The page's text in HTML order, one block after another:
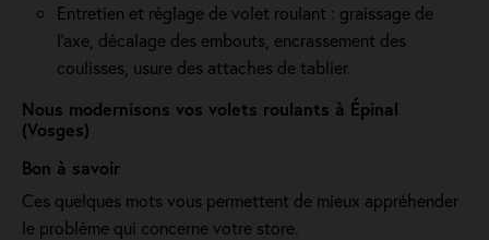
Entretien et réglage de volet roulant : graissage de
l’axe, décalage des embouts, encrassement des
coulisses, usure des attaches de tablier.
Nous modernisons vos volets roulants à Épinal
(Vosges)
Bon à savoir
Ces quelques mots vous permettent de mieux appréhender
le problème qui concerne votre store.